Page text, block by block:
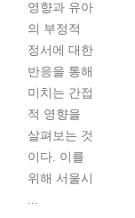
영향과 유아
의 부정적
정서에 대한
반응을 통해
미치는 간접
적 영향을
살펴보는 것
이다. 이를
위해 서울시
...